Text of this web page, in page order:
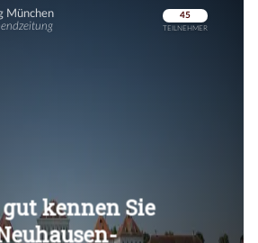
Überspringen
Überspringen